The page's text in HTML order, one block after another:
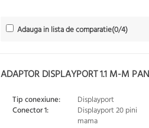
Adauga in lista de comparatie(0/4)
ADAPTOR DISPLAYPORT 1.1 M-M
Tip conexiune:
Displayport
Conector 1:
Displayport 20 pini
mama